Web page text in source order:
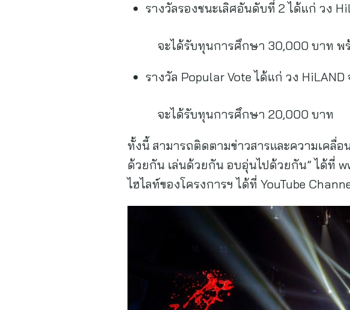
รางวัลรองชนะเลิศอันดับที่ 2 ได้แก่ วง
จะได้รับทุนการศึกษา 30,000 บาท พร้
รางวัล Popular Vote ได้แก่ วง
จะได้รับทุนการศึกษา 20,000 บาท
ทั้งนี้ สามารถติดตามข่าวสารและความเคลื่อ
ด้วยกัน เล่นด้วยกัน อบอุ่นไปด้วยกัน” ได้ที่
ไฮไลท์ของโครงการฯ ได้ที่ YouTube